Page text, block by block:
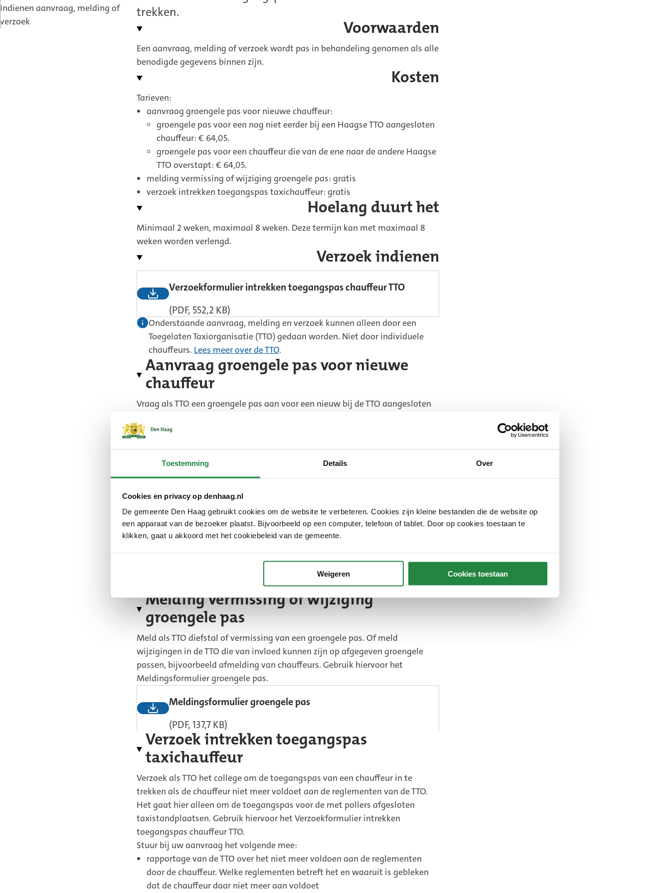
Toestemming Details Over
Cookies en privacy op denhaag.nl
De gemeente Den Haag gebruikt cookies om de website te verbeteren. Cookies zijn kleine bestanden die de website op
een apparaat van de bezoeker plaatst. Bijvoorbeeld op een computer, telefoon of tablet. Door op cookies toestaan te
klikken, gaat u akkoord met het cookiebeleid van de gemeente.
Weigeren Cookies toestaan
Indienen aanvraag, melding of
verzoek
trekken.
Voorwaarden
Een aanvraag, melding of verzoek wordt pas in behandeling genomen als alle
benodigde gegevens binnen zijn.
Kosten
Tarieven:
aanvraag groengele pas voor nieuwe chauffeur:
groengele pas voor een nog niet eerder bij een Haagse TTO aangesloten
chauffeur: € 64,05.
groengele pas voor een chauffeur die van de ene naar de andere Haagse
TTO overstapt: € 64,05.
melding vermissing of wijziging groengele pas: gratis
verzoek intrekken toegangspas taxichauffeur: gratis
Hoelang duurt het
Minimaal 2 weken, maximaal 8 weken. Deze termijn kan met maximaal 8
weken worden verlengd.
Verzoek indienen
Verzoekformulier intrekken toegangspas chauffeur TTO
(PDF, 552,2 KB)
Onderstaande aanvraag, melding en verzoek kunnen alleen door een
Toegelaten Taxiorganisatie (TTO) gedaan worden. Niet door individuele
chauffeurs. Lees meer over de TTO.
Aanvraag groengele pas voor nieuwe
chauffeur
Vraag als TTO een groengele pas aan voor een nieuw bij de TTO aangesloten
(PDF, 253,8 KB)
Stuur bij uw aanvraag het volgende mee:
de chauffeur afkomstig is van een andere in Den Haag actieve TTO een
vermelding van die TTO
kopie overeenkomst tussen TTO en chauffeur
kopie overeenkomst tussen TTO en vervoerder
geboortedatum en naam van de vervoerder waarbij de chauffeur is
Melding vermissing of wijziging
groengele pas
Meld als TTO diefstal of vermissing van een groengele pas. Of meld
wijzigingen in de TTO die van invloed kunnen zijn op afgegeven groengele
passen, bijvoorbeeld afmelding van chauffeurs. Gebruik hiervoor het
Meldingsformulier groengele pas.
Meldingsformulier groengele pas
(PDF, 137,7 KB)
Verzoek intrekken toegangspas
taxichauffeur
Verzoek als TTO het college om de toegangspas van een chauffeur in te
trekken als de chauffeur niet meer voldoet aan de reglementen van de TTO.
Het gaat hier alleen om de toegangspas voor de met pollers afgesloten
taxistandplaatsen. Gebruik hiervoor het Verzoekformulier intrekken
toegangspas chauffeur TTO.
Stuur bij uw aanvraag het volgende mee:
rapportage van de TTO over het niet meer voldoen aan de reglementen
door de chauffeur. Welke reglementen betreft het en waaruit is gebleken
dat de chauffeur daar niet meer aan voldoet